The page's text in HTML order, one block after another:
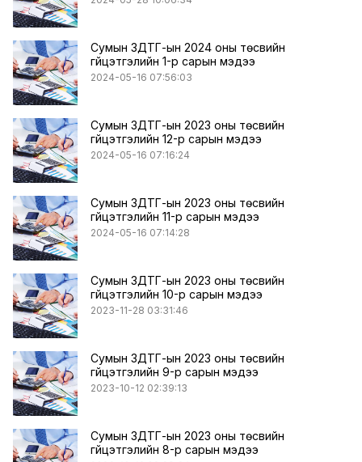
Сумын ЗДТГ-ын 2024 оны төсвийн
гүйцэтгэлийн 1-р сарын мэдээ
2024-05-16 07:56:03
Сумын ЗДТГ-ын 2023 оны төсвийн
гүйцэтгэлийн 12-р сарын мэдээ
2024-05-16 07:16:24
Сумын ЗДТГ-ын 2023 оны төсвийн
гүйцэтгэлийн 11-р сарын мэдээ
2024-05-16 07:14:28
Сумын ЗДТГ-ын 2023 оны төсвийн
гүйцэтгэлийн 10-р сарын мэдээ
2023-11-28 03:31:46
Сумын ЗДТГ-ын 2023 оны төсвийн
гүйцэтгэлийн 9-р сарын мэдээ
2023-10-12 02:39:13
Сумын ЗДТГ-ын 2023 оны төсвийн
гүйцэтгэлийн 8-р сарын мэдээ